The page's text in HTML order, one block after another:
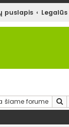
puslapis